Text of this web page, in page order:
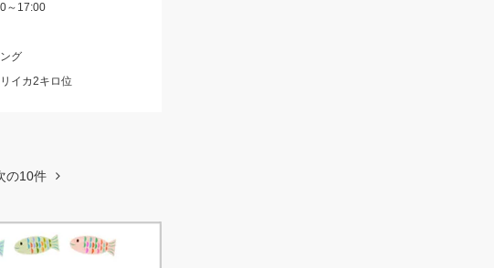
～17:00
グ
イカ2キロ位
の10件